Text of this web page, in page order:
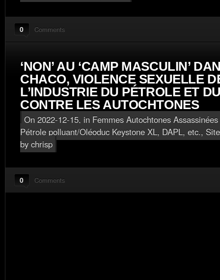
0 Comments
‘NON’ AU ‘CAMP MASCULIN’
CHACO, VIOLENCE SEXUELLE
L’INDUSTRIE DU PÉTROLE ET
CONTRE LES AUTOCHTONES
On 2022-12-15, in Femmes Autochtones
Pétrole polluant/Oléoduc Keystone XL, DAPL, etc.,
by chrisp
0 Comments